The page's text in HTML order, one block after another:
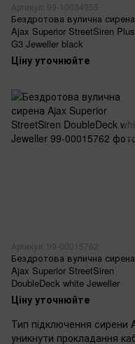
Артикул: 99-10034955
Бездротова вулична сирена
Ajax Superior StreetSiren Plus
G3 Jeweller black
Ціну уточнюйте
Артикул: 99-00015762
Бездротова вулична сирена
Ajax Superior StreetSiren
DoubleDeck white Jeweller
Ціну уточнюйте
Тип підключення сирени
уникнути прокладання